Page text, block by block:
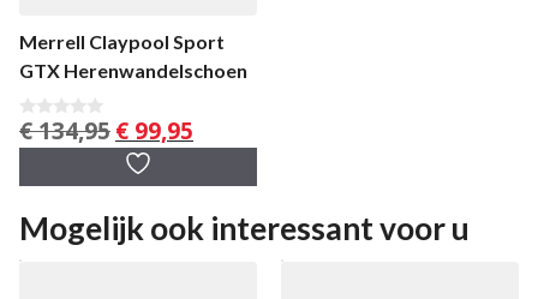
Merrell Claypool Sport
GTX Herenwandelschoen
0
v
5
€134,95 Oorspronkelijke
prijs
was:
€ 99,95
prijs
Mogelijk ook interessant voor u